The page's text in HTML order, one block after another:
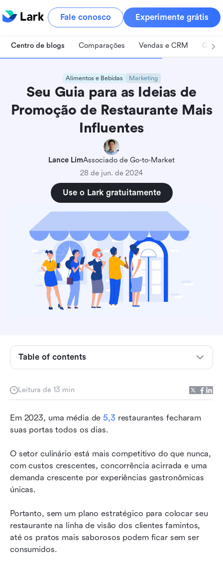
Fale conosco Experimente grátis
Centro de blogs Comparações Vendas e CRM
Alimentos e Bebidas Marketing
Seu Guia para as Ideias de
Promoção de Restaurante Mais
Influentes
Lance LimAssociado de Go-to-Market
28 de jun. de 2024
Use o Lark gratuitamente
Leitura de 13 min
Em 2023, uma média de 5,3 restaurantes fecharam
suas portas todos os dias.
O setor culinário está mais competitivo do que nunca,
com custos crescentes, concorrência acirrada e uma
demanda crescente por experiências gastronômicas
únicas.
Portanto, sem um plano estratégico para colocar seu
restaurante na linha de visão dos clientes famintos,
até os pratos mais saborosos podem ficar sem ser
consumidos.
Table of contents
O que são promoções de restaurante?
promoção em restaurante
bem-sucedidas?
restaurantes em 2026
Como o Lark pode ajudar você com suas ideias
de promoção para restaurantes